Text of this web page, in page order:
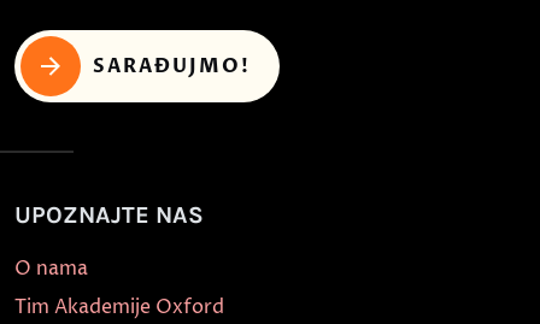
SARAĐUJMO!
UPOZNAJTE NAS
O nama
Tim Akademije Oxford